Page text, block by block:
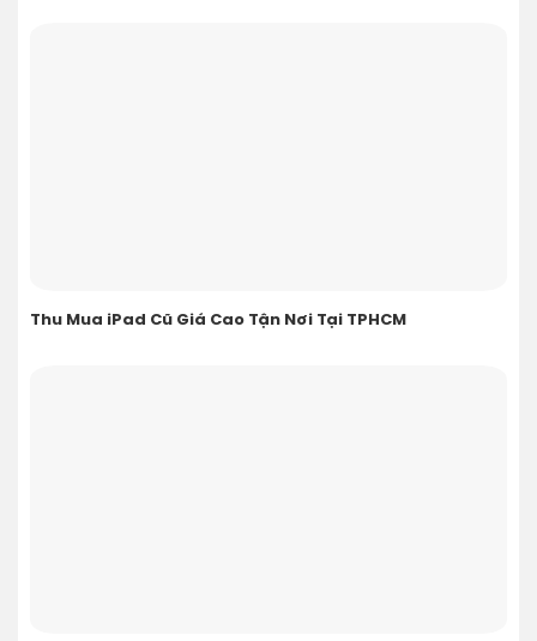
Thu Mua iPad Cũ Giá Cao Tận Nơi Tại TPHCM